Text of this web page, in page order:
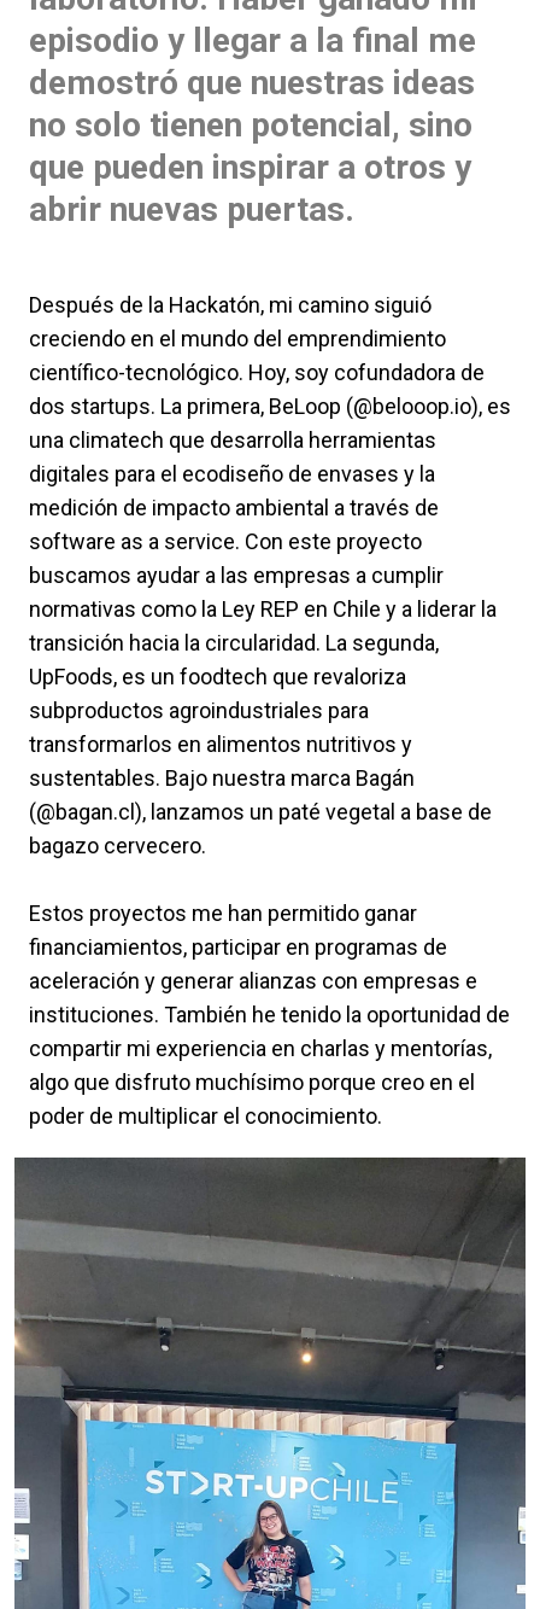
episodio y llegar a la final me
demostró que nuestras ideas
no solo tienen potencial, sino
que pueden inspirar a otros y
abrir nuevas puertas.
Después de la Hackatón, mi camino siguió
creciendo en el mundo del emprendimiento
científico-tecnológico. Hoy, soy cofundadora de
dos startups. La primera, BeLoop (@belooop.io), es
una climatech que desarrolla herramientas
digitales para el ecodiseño de envases y la
medición de impacto ambiental a través de
software as a service. Con este proyecto
buscamos ayudar a las empresas a cumplir
normativas como la Ley REP en Chile y a liderar la
transición hacia la circularidad. La segunda,
UpFoods, es un foodtech que revaloriza
subproductos agroindustriales para
transformarlos en alimentos nutritivos y
sustentables. Bajo nuestra marca Bagán
(@bagan.cl), lanzamos un paté vegetal a base de
bagazo cervecero.
Estos proyectos me han permitido ganar
financiamientos, participar en programas de
aceleración y generar alianzas con empresas e
instituciones. También he tenido la oportunidad de
compartir mi experiencia en charlas y mentorías,
algo que disfruto muchísimo porque creo en el
poder de multiplicar el conocimiento.